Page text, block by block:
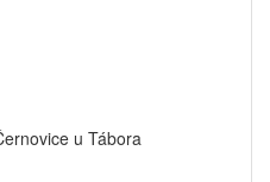
u Tábora